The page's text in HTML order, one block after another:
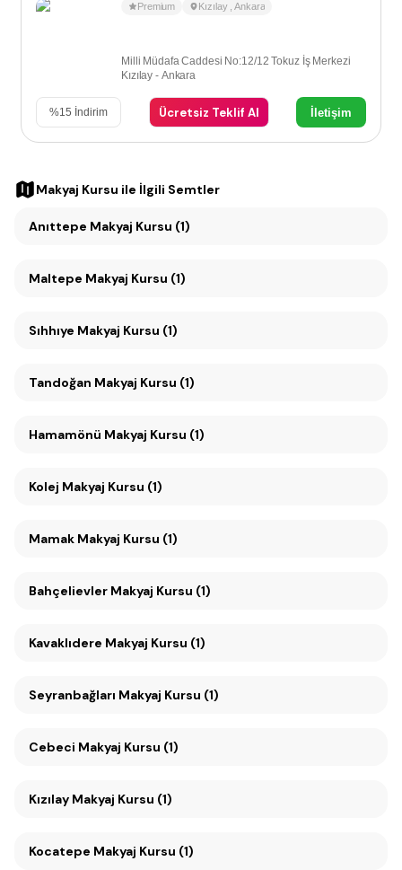
Premium Kızılay ,Ankara
Milli Müdafa Caddesi No:12/12 Tokuz İş Merkezi
Kızılay - Ankara
%15 İndirim Ücretsiz Teklif Al İletişim
Makyaj Kursu ile İlgili Semtler
Anıttepe Makyaj Kursu (1)
Maltepe Makyaj Kursu (1)
Sıhhıye Makyaj Kursu (1)
Tandoğan Makyaj Kursu (1)
Hamamönü Makyaj Kursu (1)
Kolej Makyaj Kursu (1)
Mamak Makyaj Kursu (1)
Bahçelievler Makyaj Kursu (1)
Kavaklıdere Makyaj Kursu (1)
Seyranbağları Makyaj Kursu (1)
Cebeci Makyaj Kursu (1)
Kızılay Makyaj Kursu (1)
Kocatepe Makyaj Kursu (1)